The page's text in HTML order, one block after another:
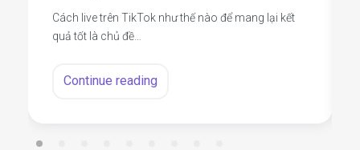
Cách live trên TikTok như thế nào để mang lại kết
quả tốt là chủ đề…
Continue reading